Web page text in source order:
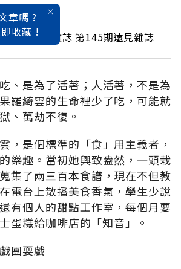
章嗎 ?
收藏 !
/ 7月號雜誌 第145期遠見雜誌
、是為了活著；人活著，不是為
羅綺雲的生命裡少了吃，可能就
、萬劫不復。
，是個標準的「食」用主義者，
樂趣。當初她興致盎然，一頭栽
集了兩三百本食譜，現在不但教
電台上散播美食香氣，學生少說
有個人的甜點工作室，每個月要
蛋糕給咖啡店的「知音」。
團耍戲